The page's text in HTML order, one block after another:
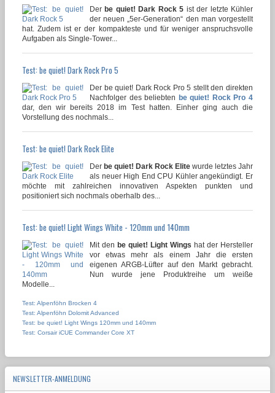
Derbe quiet! Dark Rock 5 ist der letzte Kühler
der neuen „5er-Generation“ den man vorgestellt
hat. Zudem ist er der kompakteste und für weniger anspruchsvolle
Aufgaben als Single-Tower...
Test: be quiet! Dark Rock Pro 5
Der be quiet! Dark Rock Pro 5 stellt den direkten
Nachfolger des beliebten be quiet! Rock Pro 4
dar, den wir bereits 2018 im Test hatten. Einher ging auch die
Vorstellung des nochmals...
Test: be quiet! Dark Rock Elite
Der be quiet! Dark Rock Elite wurde letztes Jahr
als neuer High End CPU Kühler angekündigt. Er
möchte mit zahlreichen innovativen Aspekten punkten und
positioniert sich nochmals oberhalb des...
Test: be quiet! Light Wings White - 120mm und 140mm
Mit den be quiet! Light Wings hat der Hersteller
vor etwas mehr als einem Jahr die ersten
eigenen ARGB-Lüfter auf den Markt gebracht.
Nun wurde jene Produktreihe um weiße
Modelle...
Test: Alpenföhn Brocken 4
Test: Alpenföhn Dolomit Advanced
Test: be quiet! Light Wings 120mm und 140mm
Test: Corsair iCUE Commander Core XT
NEWSLETTER-ANMELDUNG